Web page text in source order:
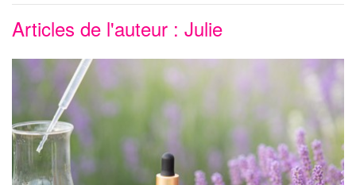
Articles de l'auteur : Julie